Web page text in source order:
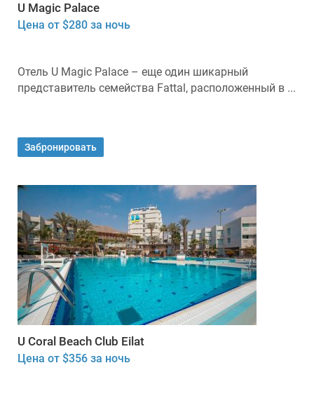
U Magic Palace
Цена от $280 за ночь
Отель U Magic Palace – еще один шикарный
представитель семейства Fattal, расположенный в ...
Забронировать
U Coral Beach Club Eilat
Цена от $356 за ночь